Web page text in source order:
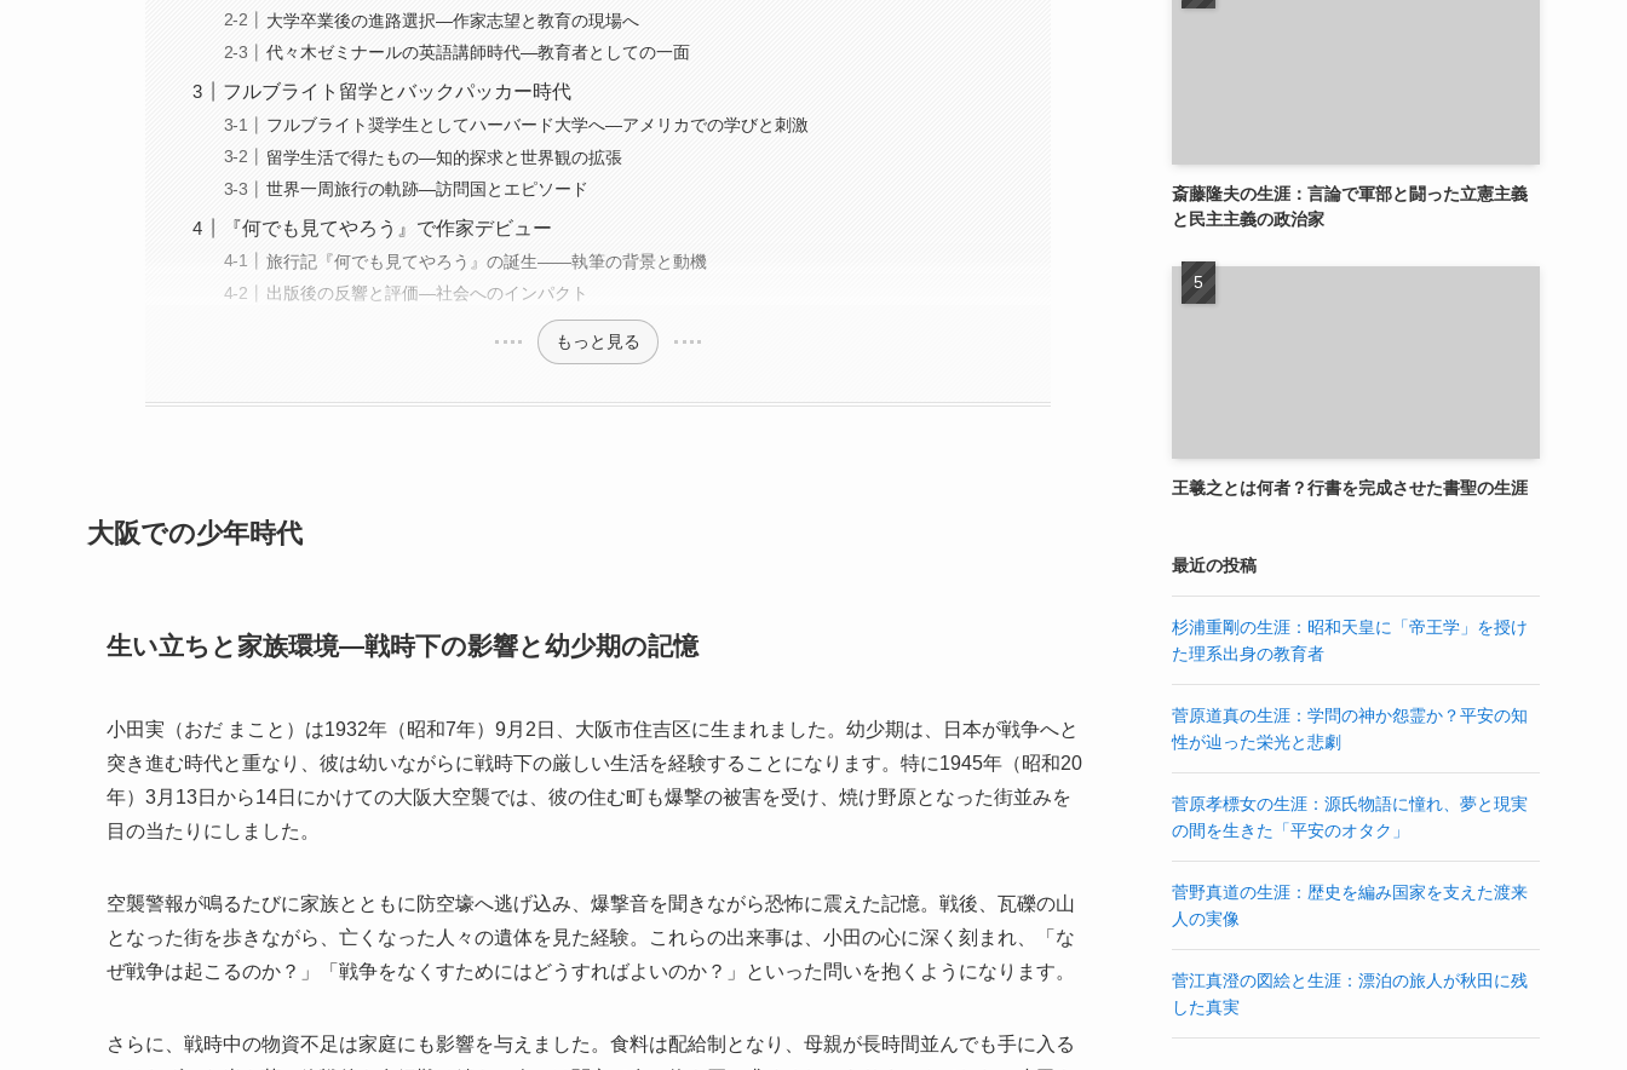
大学卒業後の進路選択―作家志望と教育の現場へ
代々木ゼミナールの英語講師時代―教育者としての一面
フルブライト留学とバックパッカー時代
フルブライト奨学生としてハーバード大学へ―アメリカでの学びと刺激
留学生活で得たもの―知的探求と世界観の拡張
世界一周旅行の軌跡―訪問国とエピソード
『何でも見てやろう』で作家デビュー
旅行記『何でも見てやろう』の誕生――執筆の背景と動機
出版後の反響と評価―社会へのインパクト
もっと見る
大阪での少年時代
生い立ちと家族環境―戦時下の影響と幼少期の記憶
小田実（おだ まこと）は1932年（昭和7年）9月2日、大阪市住吉区に生まれました。幼少期は、日本が戦争へと
突き進む時代と重なり、彼は幼いながらに戦時下の厳しい生活を経験することになります。特に1945年（昭和20
年）3月13日から14日にかけての大阪大空襲では、彼の住む町も爆撃の被害を受け、焼け野原となった街並みを
目の当たりにしました。
空襲警報が鳴るたびに家族とともに防空壕へ逃げ込み、爆撃音を聞きながら恐怖に震えた記憶。戦後、瓦礫の山
となった街を歩きながら、亡くなった人々の遺体を見た経験。これらの出来事は、小田の心に深く刻まれ、「な
ぜ戦争は起こるのか？」「戦争をなくすためにはどうすればよいのか？」といった問いを抱くようになります。
さらに、戦時中の物資不足は家庭にも影響を与えました。食料は配給制となり、母親が長時間並んでも手に入る
斎藤隆夫の生涯：言論で軍部と闘った立憲主義
と民主主義の政治家
王羲之とは何者？行書を完成させた書聖の生涯
最近の投稿
杉浦重剛の生涯：昭和天皇に「帝王学」を授け
た理系出身の教育者
菅原道真の生涯：学問の神か怨霊か？平安の知
性が辿った栄光と悲劇
菅原孝標女の生涯：源氏物語に憧れ、夢と現実
の間を生きた「平安のオタク」
菅野真道の生涯：歴史を編み国家を支えた渡来
人の実像
菅江真澄の図絵と生涯：漂泊の旅人が秋田に残
した真実